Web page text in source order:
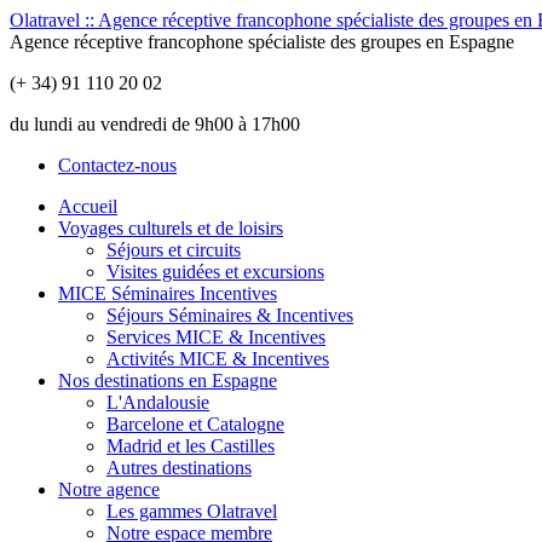
Olatravel :: Agence réceptive francophone spécialiste des groupes en
Agence réceptive francophone spécialiste des groupes en Espagne
(+ 34) 91 110 20 02
du lundi au vendredi de 9h00 à 17h00
Contactez-nous
Accueil
Voyages culturels et de loisirs
Séjours et circuits
Visites guidées et excursions
MICE Séminaires Incentives
Séjours Séminaires & Incentives
Services MICE & Incentives
Activités MICE & Incentives
Nos destinations en Espagne
L'Andalousie
Barcelone et Catalogne
Madrid et les Castilles
Autres destinations
Notre agence
Les gammes Olatravel
Notre espace membre